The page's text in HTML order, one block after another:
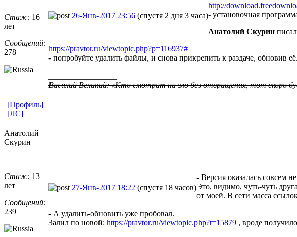
Стаж: 16
лет
Сообщений:
278
26-Янв-2017 23:56 (спустя 2 дня 3 часа)
http://
- установочная
Анатолий Скурин
https://pravtor.ru/viewtopic.php?p=116937#
- попробуйте удалить файлы, и снова прикрепить к раздаче, обновив её.
Василий Великий: «Кто смотрит на зло без отвращения, тот скоро
[Профиль]
[ЛС]
Анатолий
Скурин
Стаж: 13
лет
Сообщений:
239
27-Янв-2017 18:22 (спустя 18 часов)
- Версия оказалась совсем
Это, видимо, чуть-чуть
от моей. В сети масса
- А удалить-обновить уже пробовал.
Залил по новой: https://pravtor.ru/viewtopic.php?t=15879 , вроде